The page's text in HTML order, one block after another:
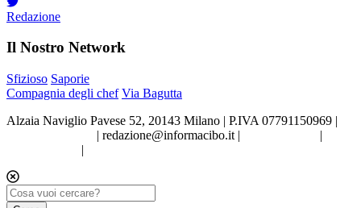
Redazione
Il Nostro Network
Sfizioso Saporie
Compagnia degli chef Via Bagutta
Alzaia Naviglio Pavese 52, 20143 Milano | P.IVA 07791150969 |
| redazione@informacibo.it |
|
|